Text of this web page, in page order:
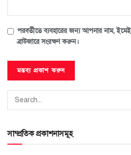
পরবর্তীতে ব্যবহারের জন্য আপনার নাম,
ব্রাউজারে সংরক্ষণ করুন।
সাম্প্রতিক প্রকাশনাসমূহ